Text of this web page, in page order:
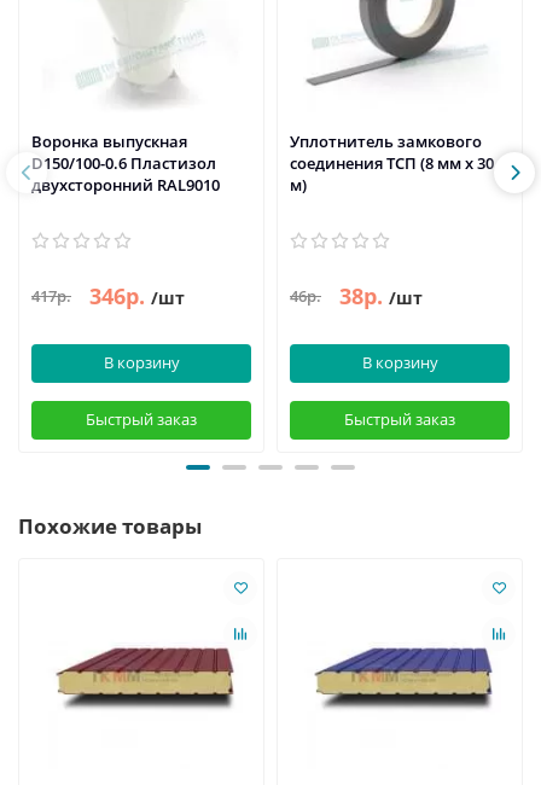
Воронка выпускная
D150/100-0.6 Пластизол
двухсторонний RAL9010
417р. 346р. /шт
В корзину
Быстрый заказ
Уплотнитель замкового
соединения ТСП (8 мм х 30
м)
46р. 38р. /шт
В корзину
Быстрый заказ
Похожие товары